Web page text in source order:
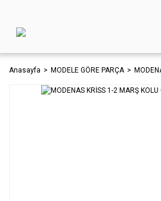
Anasayfa MODELE GÖRE PARÇA